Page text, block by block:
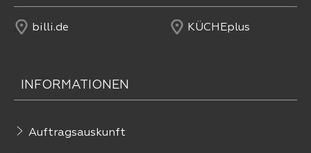
billi.de KÜCHEplus
INFORMATIONEN
Auftragsauskunft